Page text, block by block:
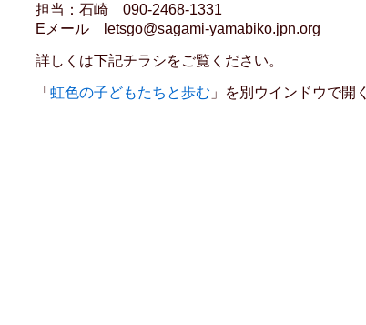
担当：石崎 090-2468-1331
Eメール letsgo@sagami-yamabiko.jpn.org
詳しくは下記チラシをご覧ください。
「 虹色の子どもたちと歩む 」を別ウインドウで開く